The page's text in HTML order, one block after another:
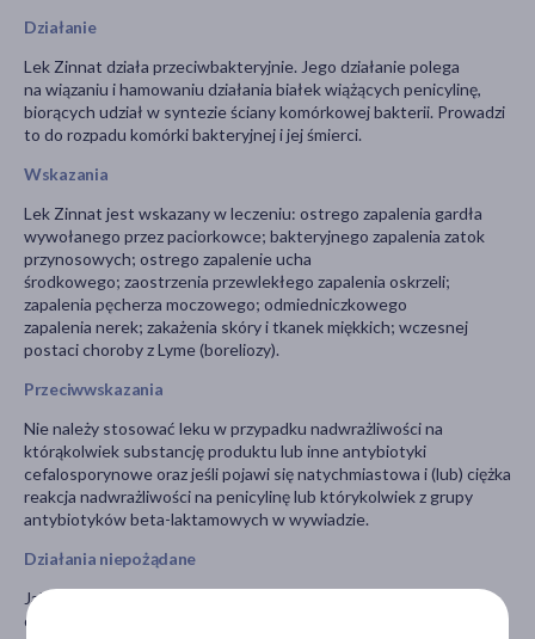
Działanie
Lek Zinnat działa przeciwbakteryjnie. Jego działanie polega
na wiązaniu i hamowaniu działania białek wiążących penicylinę,
biorących udział w syntezie ściany komórkowej bakterii. Prowadzi
to do rozpadu komórki bakteryjnej i jej śmierci.
Wskazania
Lek Zinnat jest wskazany w leczeniu: ostrego zapalenia gardła
wywołanego przez paciorkowce; bakteryjnego zapalenia zatok
przynosowych; ostrego zapalenie ucha
środkowego; zaostrzenia przewlekłego zapalenia oskrzeli;
zapalenia pęcherza moczowego; odmiedniczkowego
zapalenia nerek; zakażenia skóry i tkanek miękkich; wczesnej
postaci choroby z Lyme (boreliozy).
Przeciwwskazania
Nie należy stosować leku w przypadku nadwrażliwości na
którąkolwiek substancję produktu lub inne antybiotyki
cefalosporynowe oraz jeśli pojawi się natychmiastowa i (lub) ciężka
reakcja nadwrażliwości na penicylinę lub którykolwiek z grupy
antybiotyków beta-laktamowych w wywiadzie.
Działania niepożądane
Jak każdy lek, lek ten może powodować działania niepożądane,
chociaż nie u każdego one wystąpią.